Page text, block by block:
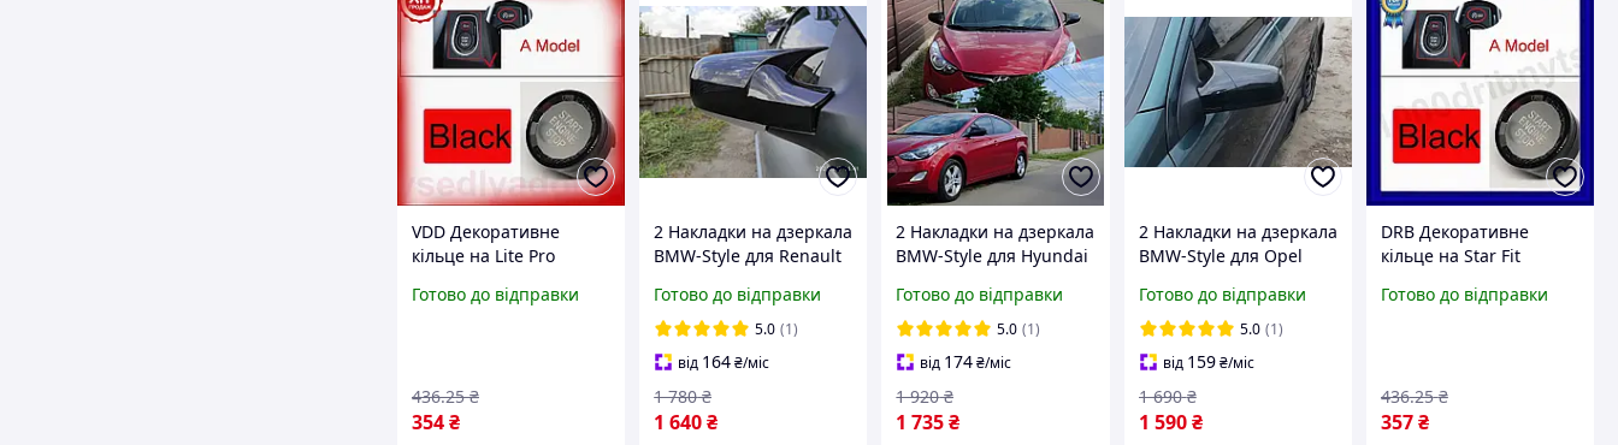
VDD Декоративне
кільце на Lite Pro
чорне для захисту
Готово до відправки
354₴
436.25 ₴
2 Накладки на дзеркала
BMW-Style для Renault
Готово до відправки
5.0 (1)
від 164₴/міс
1 640₴
1 780 ₴
2 Накладки на дзеркала
BMW-Style для Hyundai
(MD/UD, без вирізу під
повторювач повороту)
Готово до відправки
5.0 (1)
від 174₴/міс
1 735₴
1 920 ₴
2 Накладки на дзеркала
BMW-Style для Opel
2012
Готово до відправки
5.0 (1)
від 159 ₴/міс
1 590 ₴
1 690 ₴
DRB Декоративне
кільце на Star Fit
чорне для захисту
Готово до відправки
357₴
436.25 ₴